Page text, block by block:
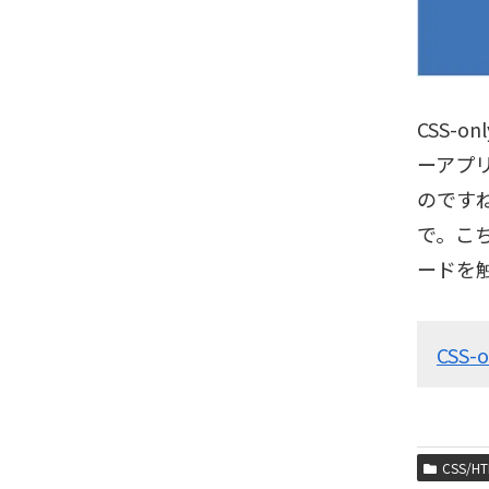
CSS-
ーアプ
のです
で。こ
ードを
CSS/